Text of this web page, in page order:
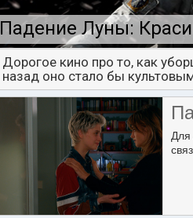
Падение Луны:
Дорогое кино про то, как
назад оно стало бы
Для